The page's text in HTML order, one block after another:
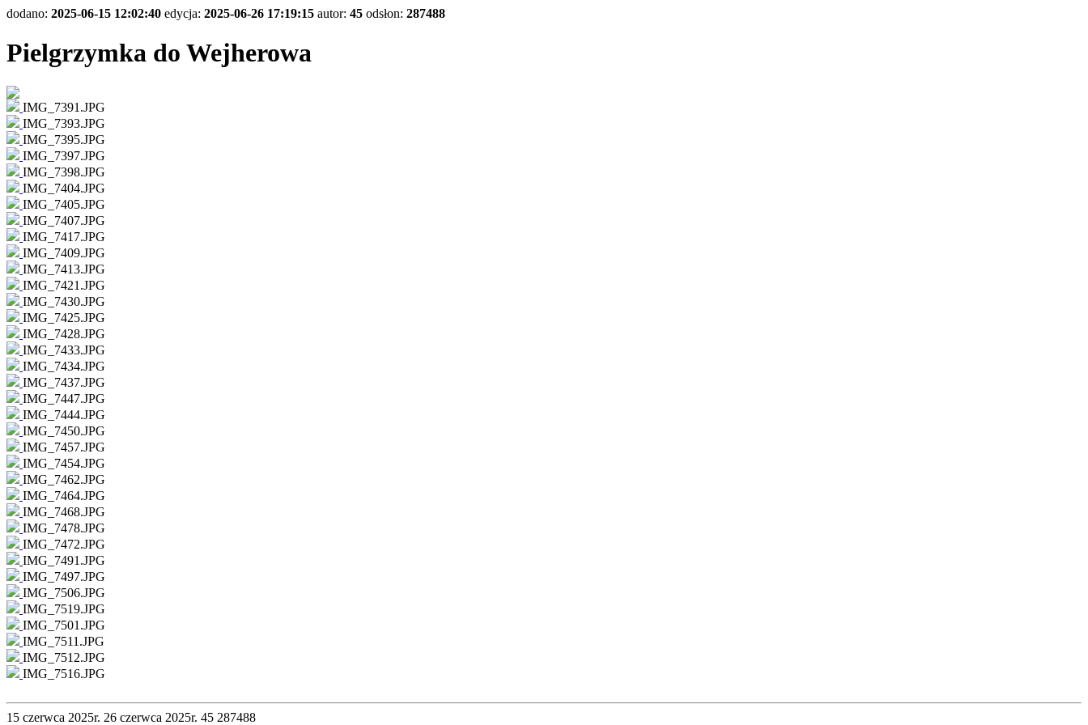
dodano: 2025-06-15 12:02:40 edycja: 2025-06-26 17:19:15 autor: 45 odsłon: 287488
Pielgrzymka do Wejherowa
IMG_7391.JPG
IMG_7393.JPG
IMG_7395.JPG
IMG_7397.JPG
IMG_7398.JPG
IMG_7404.JPG
IMG_7405.JPG
IMG_7407.JPG
IMG_7417.JPG
IMG_7409.JPG
IMG_7413.JPG
IMG_7421.JPG
IMG_7430.JPG
IMG_7425.JPG
IMG_7428.JPG
IMG_7433.JPG
IMG_7434.JPG
IMG_7437.JPG
IMG_7447.JPG
IMG_7444.JPG
IMG_7450.JPG
IMG_7457.JPG
IMG_7454.JPG
IMG_7462.JPG
IMG_7464.JPG
IMG_7468.JPG
IMG_7478.JPG
IMG_7472.JPG
IMG_7491.JPG
IMG_7497.JPG
IMG_7506.JPG
IMG_7519.JPG
IMG_7501.JPG
IMG_7511.JPG
IMG_7512.JPG
IMG_7516.JPG
15 czerwca 2025r. 26 czerwca 2025r. 45 287488